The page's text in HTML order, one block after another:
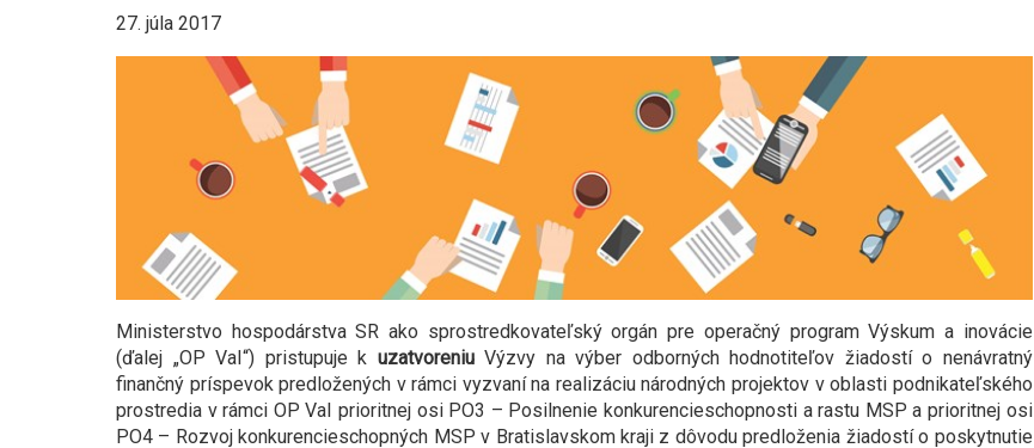
27. júla 2017
Ministerstvo hospodárstva SR ako sprostredkovateľský orgán pre operačný program Výskum a inovácie
(ďalej „OP VaI“) pristupuje k uzatvoreniuVýzvy na výber odborných hodnotiteľov žiadostí o nenávratný
finančný príspevok predložených v rámci vyzvaní na realizáciu národných projektov v oblasti podnikateľského
prostredia v rámci OP VaI prioritnej osi PO3 – Posilnenie konkurencieschopnosti a rastu MSP a prioritnej osi
PO4 – Rozvoj konkurencieschopných MSP v Bratislavskom kraji z dôvodu predloženia žiadostí o poskytnutie